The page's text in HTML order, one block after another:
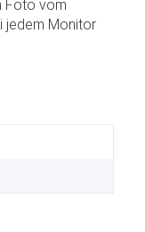
Foto vom
jedem Monitor